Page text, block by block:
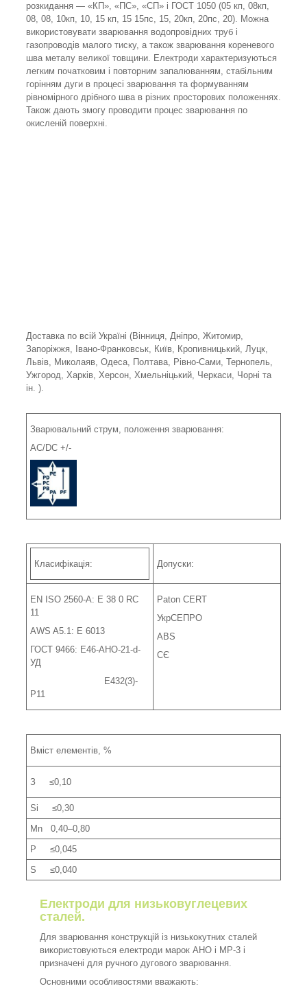
розкидання — «КП», «ПС», «СП» і ГОСТ 1050 (05 кп, 08кп,
08, 08, 10кп, 10, 15 кп, 15 15пс, 15, 20кп, 20пс, 20). Можна
використовувати зварювання водопровідних труб і
газопроводів малого тиску, а також зварювання кореневого
шва металу великої товщини. Електроди характеризуються
легким початковим і повторним запалюванням, стабільним
горінням дуги в процесі зварювання та формуванням
рівномірного дрібного шва в різних просторових положеннях.
Також дають змогу проводити процес зварювання по
окисленій поверхні.
Електроди для низьковуглецевих
сталей.
Для зварювання конструкцій із низькокутних сталей
використовуються електроди марок АНО і МР-3 і
призначені для ручного дугового зварювання.
Основними особливостями вважають:
Вміст елементів, %
З ≤0,10
Si ≤0,30
Mn 0,40–0,80
P ≤0,045
S ≤0,040
Класифікація: Допуски:
EN ISO 2560-A: E 38 0 RC
11
AWS A5.1: E 6013
ГОСТ 9466: Е46-АНО-21-d-
УД
Е432(3)-
Р11
Paton CERT
УкрСЕПРО
ABS
СЄ
Зварювальний струм, положення зварювання:
АС/DC +/-
Доставка по всій Україні (Вінниця, Дніпро, Житомир,
Запоріжжя, Івано-Франковськ, Київ, Кропивницький, Луцк,
Львів, Миколаяв, Одеса, Полтава, Рівно-Сами, Тернопель,
Ужгород, Харків, Херсон, Хмельніцький, Черкаси, Чорні та
ін. ).